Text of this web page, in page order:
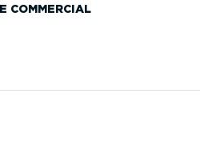
COMMERCIAL